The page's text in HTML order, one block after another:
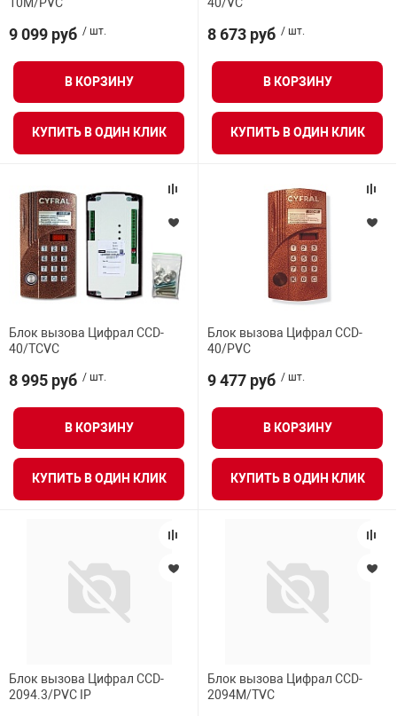
9 099 руб / шт.
В КОРЗИНУ
КУПИТЬ В ОДИН КЛИК
8 673 руб / шт.
В КОРЗИНУ
КУПИТЬ В ОДИН КЛИК
Блок вызова Цифрал CCD-
40/TCVC
8 995 руб / шт.
В КОРЗИНУ
КУПИТЬ В ОДИН КЛИК
Блок вызова Цифрал CCD-
40/PVC
9 477 руб / шт.
В КОРЗИНУ
КУПИТЬ В ОДИН КЛИК
Блок вызова Цифрал CCD-
2094.3/PVC IP
Блок вызова Цифрал CCD-
2094М/ТVC